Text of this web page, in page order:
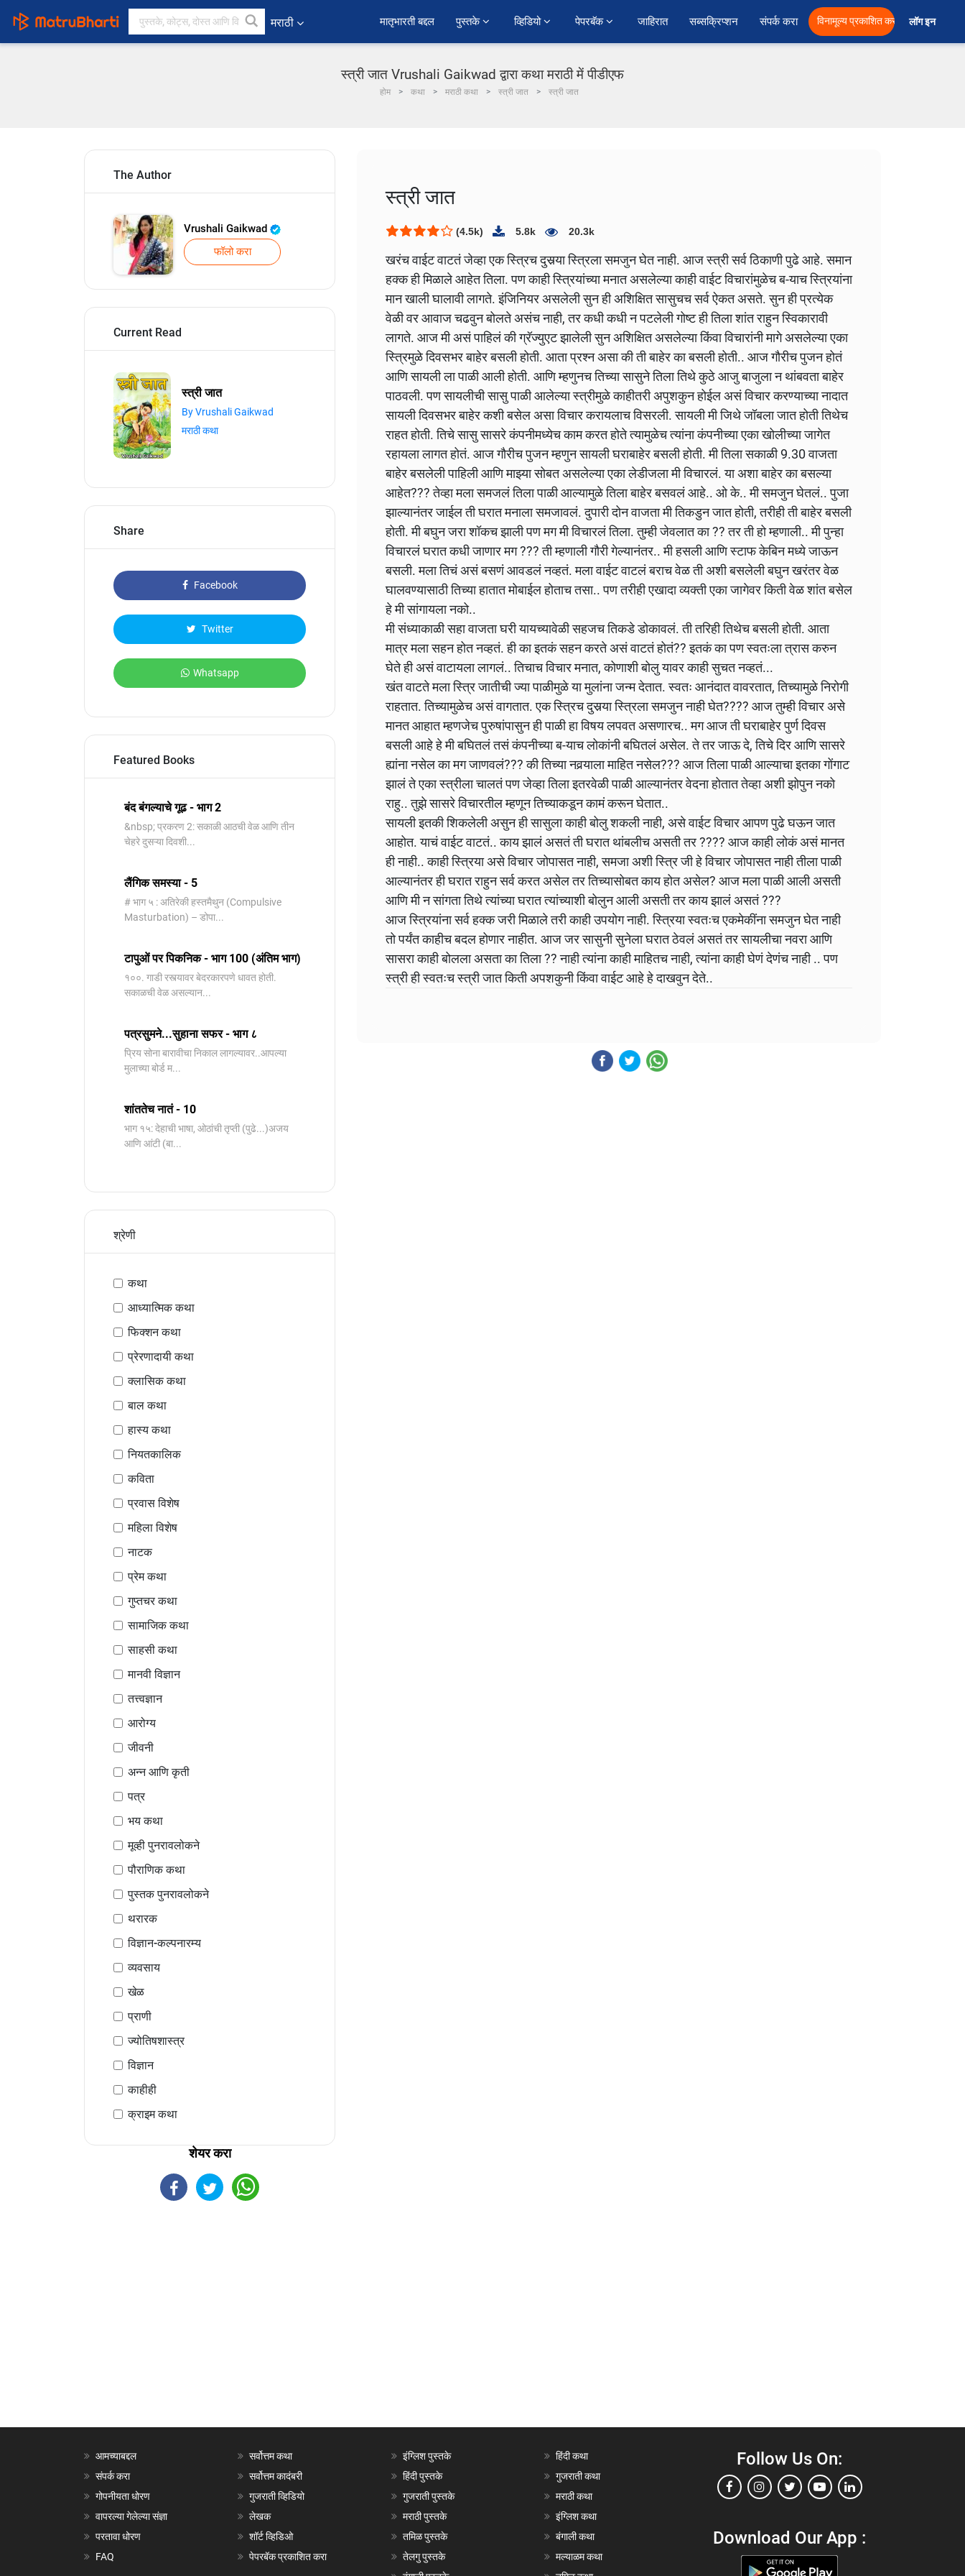
मराठी ﻿मातृभारती बद्दल पुस्तके व्हिडियो पेपरबॅक जाहिरात सब्सक्रिप्शन संपर्क करा विनामूल्य प्रकाशित करा लॉग इन
स्त्री जात Vrushali Gaikwad द्वारा कथा मराठी में पीडीएफ
होम कथा मराठी कथा स्त्री जात स्त्री जात
The Author
Vrushali Gaikwad
फॉलो करा
Current Read
स्त्री जात
By Vrushali Gaikwad
मराठी कथा
Share
Facebook
Twitter
Whatsapp
Featured Books
बंद बंगल्याचे गूढ - भाग 2
&nbsp; प्रकरण 2: सकाळी आठची वेळ आणि तीन
चेहरे दुसऱ्या दिवशी...
लैंगिक समस्या - 5
# भाग ५ : अतिरेकी हस्तमैथुन (Compulsive
Masturbation) – डोपा...
टापुओं पर पिकनिक - भाग 100 (अंतिम भाग)
१००. गाडी रस्त्यावर बेदरकारपणे धावत होती.
सकाळची वेळ असल्यान...
पत्रसुमने...सुहाना सफर - भाग ८
प्रिय सोना बारावीचा निकाल लागल्यावर..आपल्या
मुलाच्या बोर्ड म...
शांततेच नातं - 10
भाग १५: देहाची भाषा, ओठांची तृप्ती (पुढे...)अजय
आणि आंटी (बा...
श्रेणी
कथा
आध्यात्मिक कथा
फिक्शन कथा
प्रेरणादायी कथा
क्लासिक कथा
बाल कथा
हास्य कथा
नियतकालिक
कविता
प्रवास विशेष
महिला विशेष
नाटक
प्रेम कथा
गुप्तचर कथा
सामाजिक कथा
साहसी कथा
मानवी विज्ञान
तत्त्वज्ञान
आरोग्य
जीवनी
अन्न आणि कृती
पत्र
भय कथा
मूव्ही पुनरावलोकने
पौराणिक कथा
पुस्तक पुनरावलोकने
थरारक
विज्ञान-कल्पनारम्य
व्यवसाय
खेळ
प्राणी
ज्योतिषशास्त्र
विज्ञान
काहीही
क्राइम कथा
शेयर करा
स्त्री जात
(4.5k) 5.8k 20.3k
खरंच वाईट वाटतं जेव्हा एक स्त्रिच दुसर्‍या स्त्रिला समजुन घेत नाही. आज स्त्री सर्व ठिकाणी पुढे आहे. समान
हक्क ही मिळाले आहेत तिला. पण काही स्त्रियांच्या मनात असलेल्या काही वाईट विचारांमुळेच ब-याच स्त्रियांना
मान खाली घालावी लागते. इंजिनियर असलेली सुन ही अशिक्षित सासुचच सर्व ऐकत असते. सुन ही प्रत्येक
वेळी वर आवाज चढवुन बोलते असंच नाही, तर कधी कधी न पटलेली गोष्ट ही तिला शांत राहुन स्विकारावी
लागते. आज मी असं पाहिलं की ग्रॅज्युएट झालेली सुन अशिक्षित असलेल्या किंवा विचारांनी मागे असलेल्या एका
स्त्रिमुळे दिवसभर बाहेर बसली होती. आता प्रश्न असा की ती बाहेर का बसली होती.. आज गौरीच पुजन होतं
आणि सायली ला पाळी आली होती. आणि म्हणुनच तिच्या सासुने तिला तिथे कुठे आजु बाजुला न थांबवता बाहेर
पाठवली. पण सायलीची सासु पाळी आलेल्या स्त्रीमुळे काहीतरी अपुशकुन होईल असं विचार करण्याच्या नादात
सायली दिवसभर बाहेर कशी बसेल असा विचार करायलाच विसरली. सायली मी जिथे जॉबला जात होती तिथेच
राहत होती. तिचे सासु सासरे कंपनीमध्येच काम करत होते त्यामुळेच त्यांना कंपनीच्या एका खोलीच्या जागेत
रहायला लागत होतं. आज गौरीच पुजन म्हणुन सायली घराबाहेर बसली होती. मी तिला सकाळी 9.30 वाजता
बाहेर बसलेली पाहिली आणि माझ्या सोबत असलेल्या एका लेडीजला मी विचारलं. या अशा बाहेर का बसल्या
आहेत??? तेव्हा मला समजलं तिला पाळी आल्यामुळे तिला बाहेर बसवलं आहे.. ओ के.. मी समजुन घेतलं.. पुजा
झाल्यानंतर जाईल ती घरात मनाला समजावलं. दुपारी दोन वाजता मी तिकडुन जात होती, तरीही ती बाहेर बसली
होती. मी बघुन जरा शॉकच झाली पण मग मी विचारलं तिला. तुम्ही जेवलात का ?? तर ती हो म्हणाली.. मी पुन्हा
विचारलं घरात कधी जाणार मग ??? ती म्हणाली गौरी गेल्यानंतर.. मी हसली आणि स्टाफ केबिन मध्ये जाऊन
बसली. मला तिचं असं बसणं आवडलं नव्हतं. मला वाईट वाटलं बराच वेळ ती अशी बसलेली बघुन खरंतर वेळ
घालवण्यासाठी तिच्या हातात मोबाईल होताच तसा.. पण तरीही एखादा व्यक्ती एका जागेवर किती वेळ शांत बसेल
हे मी सांगायला नको..
मी संध्याकाळी सहा वाजता घरी यायच्यावेळी सहजच तिकडे डोकावलं. ती तरिही तिथेच बसली होती. आता
मात्र मला सहन होत नव्हतं. ही का इतकं सहन करते असं वाटतं होतं?? इतकं का पण स्वतःला त्रास करुन
घेते ही असं वाटायला लागलं.. तिचाच विचार मनात, कोणाशी बोलु यावर काही सुचत नव्हतं...
खंत वाटते मला स्त्रि जातीची ज्या पाळीमुळे या मुलांना जन्म देतात. स्वतः आनंदात वावरतात, तिच्यामुळे निरोगी
राहतात. तिच्यामुळेच असं वागतात. एक स्त्रिच दुसर्‍या स्त्रिला समजुन नाही घेत???? आज तुम्ही विचार असे
मानत आहात म्हणजेच पुरुषांपासुन ही पाळी हा विषय लपवत असणारच.. मग आज ती घराबाहेर पुर्ण दिवस
बसली आहे हे मी बघितलं तसं कंपनीच्या ब-याच लोकांनी बघितलं असेल. ते तर जाऊ दे, तिचे दिर आणि सासरे
ह्यांना नसेल का मग जाणवलं??? की तिच्या नवर्‍याला माहित नसेल??? आज तिला पाळी आल्याचा इतका गोंगाट
झालं ते एका स्त्रीला चालतं पण जेव्हा तिला इतरवेळी पाळी आल्यानंतर वेदना होतात तेव्हा अशी झोपुन नको
राहु.. तुझे सासरे विचारतील म्हणून तिच्याकडून कामं करून घेतात..
सायली इतकी शिकलेली असुन ही सासुला काही बोलु शकली नाही, असे वाईट विचार आपण पुढे घऊन जात
आहोत. याचं वाईट वाटतं.. काय झालं असतं ती घरात थांबलीच असती तर ???? आज काही लोकं असं मानत
ही नाही.. काही स्त्रिया असे विचार जोपासत नाही, समजा अशी स्त्रि जी हे विचार जोपासत नाही तीला पाळी
आल्यानंतर ही घरात राहुन सर्व करत असेल तर तिच्यासोबत काय होत असेल? आज मला पाळी आली असती
आणि मी न सांगता तिथे त्यांच्या घरात त्यांच्याशी बोलुन आली असती तर काय झालं असतं ???
आज स्त्रियांना सर्व हक्क जरी मिळाले तरी काही उपयोग नाही. स्त्रिया स्वतःच एकमेकींना समजुन घेत नाही
तो पर्यंत काहीच बदल होणार नाहीत. आज जर सासुनी सुनेला घरात ठेवलं असतं तर सायलीचा नवरा आणि
सासरा काही बोलला असता का तिला ?? नाही त्यांना काही माहितच नाही, त्यांना काही घेणं देणंच नाही .. पण
स्त्री ही स्वतःच स्त्री जात किती अपशकुनी किंवा वाईट आहे हे दाखवुन देते..
आमच्याबद्दल
संपर्क करा
गोपनीयता धोरण
वापरल्या गेलेल्या संज्ञा
परतावा धोरण
FAQ
सर्वोत्तम कथा
सर्वोत्तम कादंबरी
गुजराती व्हिडियो
लेखक
शॉर्ट व्हिडिओ
पेपरबॅक प्रकाशित करा
इंग्लिश पुस्तके
हिंदी पुस्तके
गुजराती पुस्तके
मराठी पुस्तके
तमिळ पुस्तके
तेलगु पुस्तके
हिंदी कथा
गुजराती कथा
मराठी कथा
इंग्लिश कथा
बंगाली कथा
मल्याळम कथा
Follow Us On:
Download Our App :